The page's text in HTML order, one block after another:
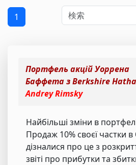
1
Портфель акцій Уоррена
Баффета з Berkshire
Andrey Rimsky
Найбільші зміни в
Продаж 10% своєї частки
дізналися про це з
звіті про прибутки та